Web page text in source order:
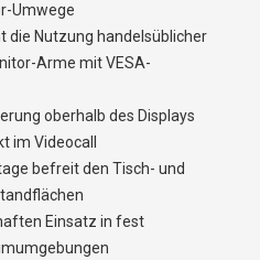
Umwege
die Nutzung handelsüblicher
Arme mit VESA-
oberhalb des Displays
im Videocall
befreit den Tisch- und
Einsatz in fest